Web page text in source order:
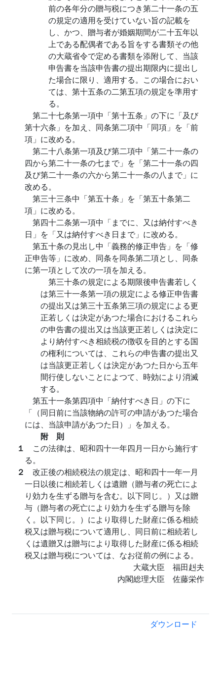
前の各年分の贈与税につき第二十一条の五
の規定の適用を受けていない旨の記載を
し、かつ、贈与者が婚姻期間が二十五年以
上である配偶者である旨をする書類その他
の大蔵省令で定める書類を添附して、当該
申告書を当該申告書の提出期限内に提出し
た場合に限り、適用する。この場合におい
ては、第十五条の二第五項の規定を準用す
る。
第二十七条第一項中「第十五条」の下に「及び
第十六条」を加え、同条第二項中「同項」を「前
項」に改める。
第二十八条第一項及び第二項中「第二十一条の
四から第二十一条の七まで」を「第二十一条の四
及び第二十一条の六から第二十一条の八まで」に
改める。
第三十三条中「第五十条」を「第五十条第二
項」に改める。
第四十二条第一項中「までに、又は納付すべき
日」を「又は納付すべき日まで」に改める。
第五十条の見出し中「義務的修正申告」を「修
正申告等」に改め、同条を同条第二項とし、同条
に第一項として次の一項を加える。
第三十条の規定による期限後申告書若しく
は第三十一条第一項の規定による修正申告書
の提出又は第三十五条第三項の規定による更
正若しくは決定があつた場合におけるこれら
の申告書の提出又は当該更正若しくは決定に
より納付すべき相続税の徴収を目的とする国
の権利については、これらの申告書の提出又
は当該更正若しくは決定があつた日から五年
間行使しないことによつて、時効により消滅
する。
第五十一条第四項中「納付すべき日」の下に
「（同日前に当該物納の許可の申請があつた場合
には、当該申請があつた日）」を加える。
附 則
１ この法律は、昭和四十一年四月一日から施行す
る。
２ 改正後の相続税法の規定は、昭和四十一年一月
一日以後に相続若しくは遺贈（贈与者の死亡によ
り効力を生ずる贈与を含む。以下同じ。）又は贈
与（贈与者の死亡により効力を生ずる贈与を除
く。以下同じ。）により取得した財産に係る相続
税又は贈与税について適用し、同日前に相続若し
くは遺贈又は贈与により取得した財産に係る相続
税又は贈与税については、なお従前の例による。
大蔵大臣 福田赳夫
内閣総理大臣 佐藤栄作
ダウンロード